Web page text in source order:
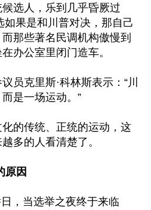
选人，乐到几乎昏厥过
果是和川普对决，那自己
那些著名民调机构傲慢到
办公室里闭门造车。
员克里斯·科林斯表示：“川
是一场运动。”
的传统、正统的运动，这
多的人看清楚了。
原因
，当选举之夜终于来临